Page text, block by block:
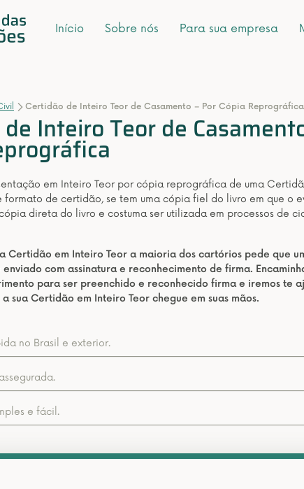
Início Sobre nós Para sua empresa
Certidão de Inteiro Teor de Casamento – Por Cópia Reprográfica
Inteiro Teor de
em Inteiro Teor por cópia reprográfica de uma
formato de certidão, se tem uma cópia fiel do livro em que o
direta do livro e costuma ser utilizada em processos de
Certidão em Inteiro Teor a maioria dos cartórios pede que
com assinatura e reconhecimento de firma.
para ser preenchido e reconhecido firma e iremos te
sua Certidão em Inteiro Teor chegue em suas mãos.
no Brasil e exterior.
e fácil.